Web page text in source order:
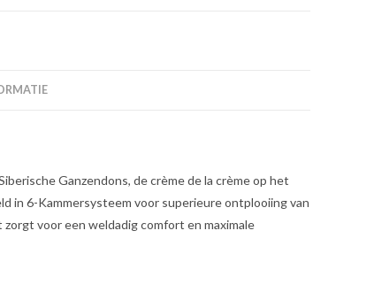
Ganzendons, de crème de la crème op het
in 6-Kammersysteem voor superieure ontplooiing van
voor een weldadig comfort en maximale